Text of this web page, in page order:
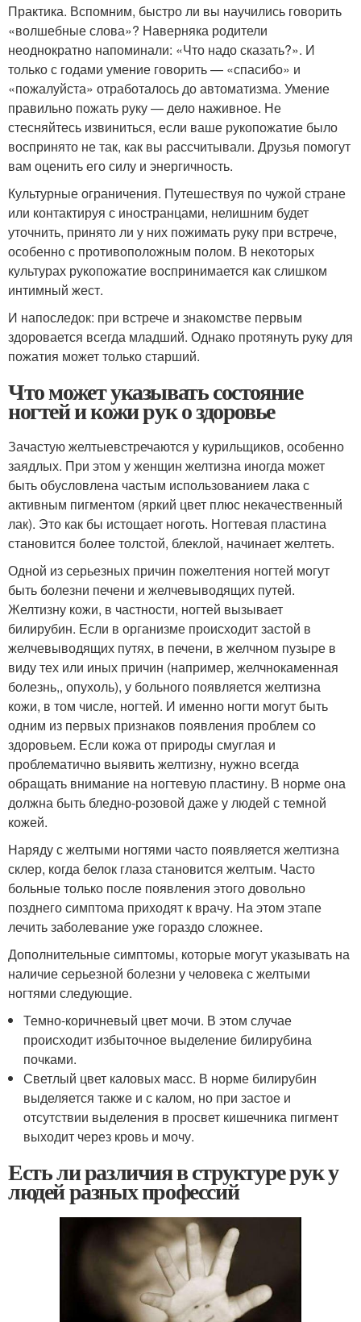
Практика. Вспомним, быстро ли вы научились говорить
«волшебные слова»? Наверняка родители
неоднократно напоминали: «Что надо сказать?». И
только с годами умение говорить — «спасибо» и
«пожалуйста» отработалось до автоматизма. Умение
правильно пожать руку — дело наживное. Не
стесняйтесь извиниться, если ваше рукопожатие было
воспринято не так, как вы рассчитывали. Друзья помогут
вам оценить его силу и энергичность.
Культурные ограничения. Путешествуя по чужой стране
или контактируя с иностранцами, нелишним будет
уточнить, принято ли у них пожимать руку при встрече,
особенно с противоположным полом. В некоторых
культурах рукопожатие воспринимается как слишком
интимный жест.
И напоследок: при встрече и знакомстве первым
здоровается всегда младший. Однако протянуть руку для
пожатия может только старший.
Что может указывать состояние
ногтей и кожи рук о здоровье
Зачастую желтыевстречаются у курильщиков, особенно
заядлых. При этом у женщин желтизна иногда может
быть обусловлена частым использованием лака с
активным пигментом (яркий цвет плюс некачественный
лак). Это как бы истощает ноготь. Ногтевая пластина
становится более толстой, блеклой, начинает желтеть.
Одной из серьезных причин пожелтения ногтей могут
быть болезни печени и желчевыводящих путей.
Желтизну кожи, в частности, ногтей вызывает
билирубин. Если в организме происходит застой в
желчевыводящих путях, в печени, в желчном пузыре в
виду тех или иных причин (например, желчнокаменная
болезнь,, опухоль), у больного появляется желтизна
кожи, в том числе, ногтей. И именно ногти могут быть
одним из первых признаков появления проблем со
здоровьем. Если кожа от природы смуглая и
проблематично выявить желтизну, нужно всегда
обращать внимание на ногтевую пластину. В норме она
должна быть бледно-розовой даже у людей с темной
кожей.
Наряду с желтыми ногтями часто появляется желтизна
склер, когда белок глаза становится желтым. Часто
больные только после появления этого довольно
позднего симптома приходят к врачу. На этом этапе
лечить заболевание уже гораздо сложнее.
Дополнительные симптомы, которые могут указывать на
наличие серьезной болезни у человека с желтыми
ногтями следующие.
Темно-коричневый цвет мочи. В этом случае
происходит избыточное выделение билирубина
почками.
Светлый цвет каловых масс. В норме билирубин
выделяется также и с калом, но при застое и
отсутствии выделения в просвет кишечника пигмент
выходит через кровь и мочу.
Есть ли различия в структуре рук у
людей разных профессий